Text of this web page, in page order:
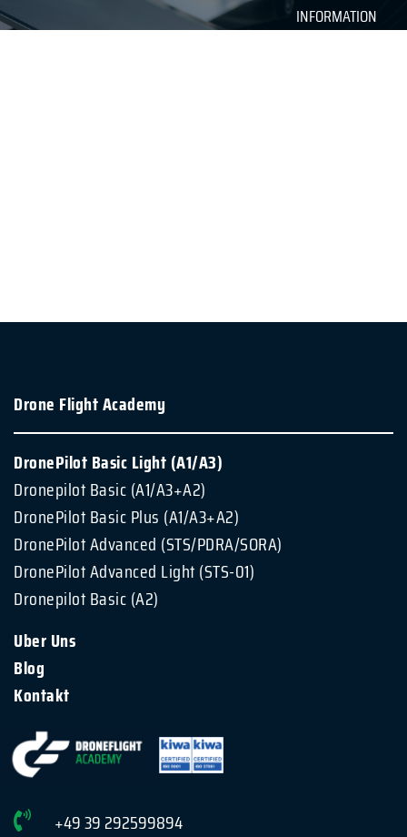
INFORMATION
Drone Flight Academy
DronePilot Basic Light (A1/A3)
Dronepilot Basic (A1/A3+A2)
DronePilot Basic Plus (A1/A3+A2)
DronePilot Advanced (STS/PDRA/SORA)
DronePilot Advanced Light (STS-01)
Dronepilot Basic (A2)
Uber Uns
Blog
Kontakt
+49 39 292599894